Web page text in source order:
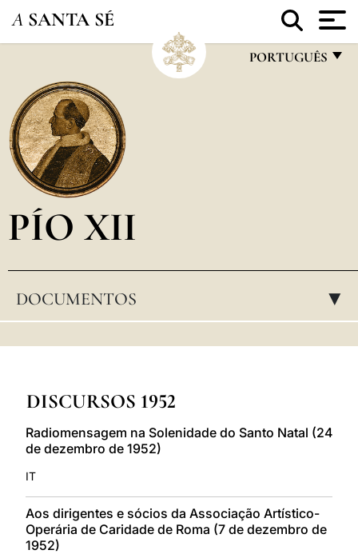
A SANTA SÉ
PORTUGUÊS
POLSKI
PÍO XII
DOCUMENTOS ▸
DISCURSOS 1952
Radiomensagem na Solenidade do Santo Natal (24
de dezembro de 1952)
IT
Aos dirigentes e sócios da Associação Artístico-
Operária de Caridade de Roma (7 de dezembro de
1952)